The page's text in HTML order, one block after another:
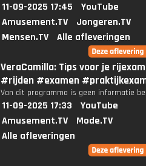
11-09-2025 17:45
YouTube
Amusement.TV
Jongeren.TV
Mensen.TV
Alle afleveringen
VeraCamilla: Tips voor je
#rijden #examen
Van dit programma is geen informatie
11-09-2025 17:33
YouTube
Amusement.TV
Mode.TV
Alle afleveringen